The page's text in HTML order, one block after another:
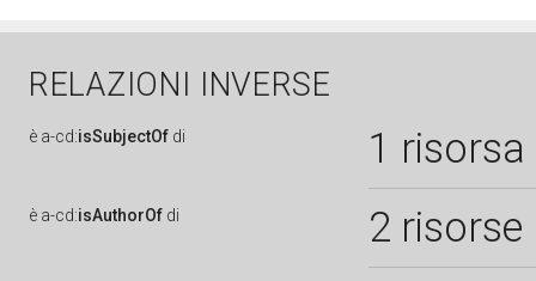
RELAZIONI INVERSE
è a-cd:isSubjectOf di 1 risorsa
è a-cd:isAuthorOf di 2 risorse